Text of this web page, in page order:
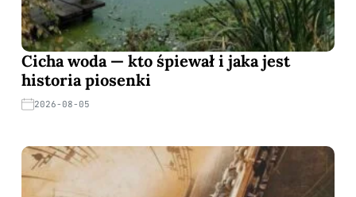
Cicha woda — kto śpiewał i jaka jest
historia piosenki
2026-08-05